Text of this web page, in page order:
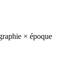
× époque